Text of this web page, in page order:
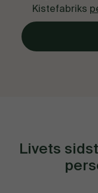
Kistefabriks
Livets